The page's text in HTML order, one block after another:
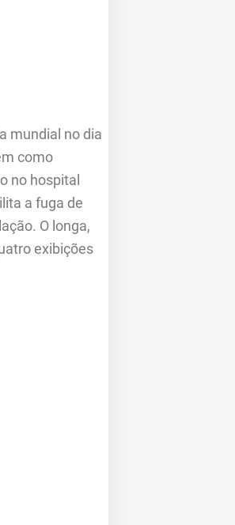
mundial no dia
como
no hospital
a fuga de
O longa,
exibições